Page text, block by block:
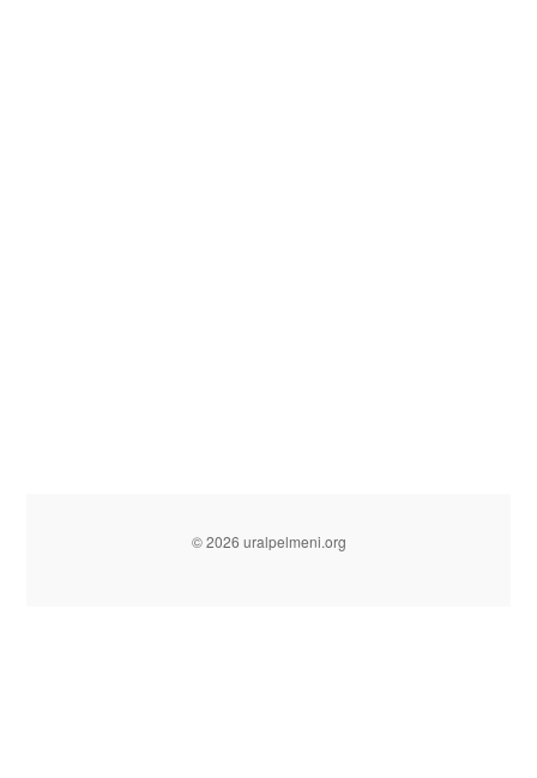
© 2026 uralpelmeni.org